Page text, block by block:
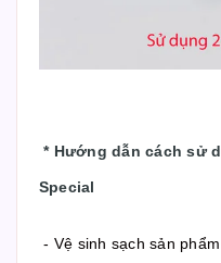
* Hướng dẫn cách sử
Special
- Vệ sinh sạch sản